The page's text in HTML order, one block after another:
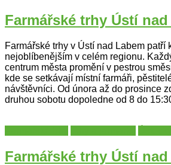
Farmářské trhy Ústí nad
Farmářské trhy v Ústí nad Labem patří
nejoblíbenějším v celém regionu.
centrum města promění v pestrou
kde se setkávají místní farmáři,
návštěvníci. Od února až do prosince
druhou sobotu dopoledne od 8 do
Farmářské trhy Ústí nad